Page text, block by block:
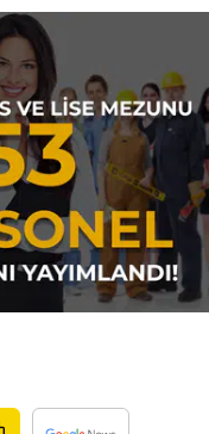
Bingöl
Bitlis
Bolu
Burdur
Bursa
Çanakkale
Çorum